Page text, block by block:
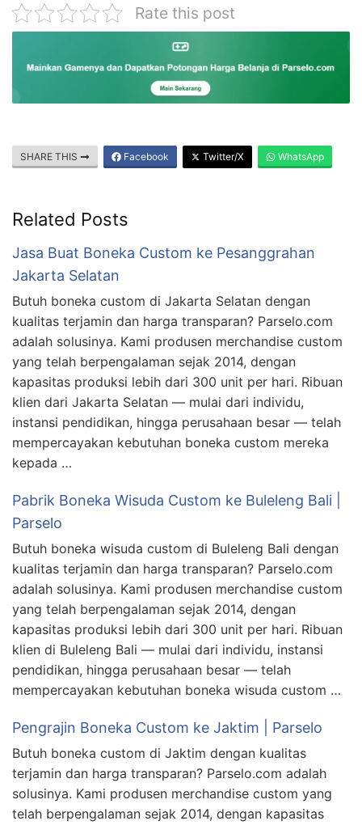
Rate this post
SHARE THIS Facebook Twitter/X WhatsApp
Related Posts
Jasa Buat Boneka Custom ke Pesanggrahan
Jakarta Selatan
Butuh boneka custom di Jakarta Selatan dengan
kualitas terjamin dan harga transparan? Parselo.com
adalah solusinya. Kami produsen merchandise custom
yang telah berpengalaman sejak 2014, dengan
kapasitas produksi lebih dari 300 unit per hari. Ribuan
klien dari Jakarta Selatan — mulai dari individu,
instansi pendidikan, hingga perusahaan besar — telah
mempercayakan kebutuhan boneka custom mereka
kepada …
Pabrik Boneka Wisuda Custom ke Buleleng Bali |
Parselo
Butuh boneka wisuda custom di Buleleng Bali dengan
kualitas terjamin dan harga transparan? Parselo.com
adalah solusinya. Kami produsen merchandise custom
yang telah berpengalaman sejak 2014, dengan
kapasitas produksi lebih dari 300 unit per hari. Ribuan
klien di Buleleng Bali — mulai dari individu, instansi
pendidikan, hingga perusahaan besar — telah
mempercayakan kebutuhan boneka wisuda custom …
Pengrajin Boneka Custom ke Jaktim | Parselo
Butuh boneka custom di Jaktim dengan kualitas
terjamin dan harga transparan? Parselo.com adalah
solusinya. Kami produsen merchandise custom yang
telah berpengalaman sejak 2014, dengan kapasitas